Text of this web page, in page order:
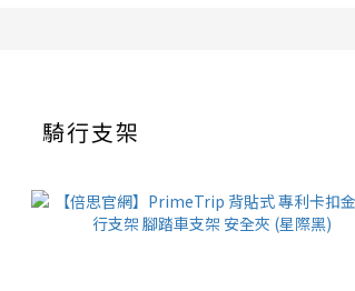
騎行支架